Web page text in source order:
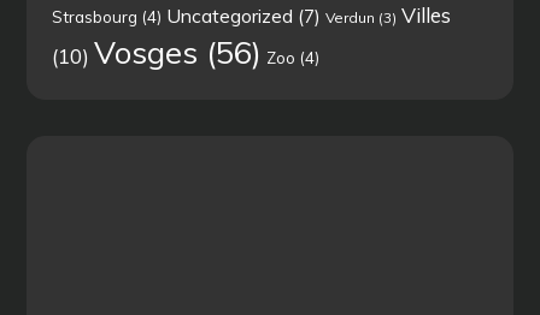
Strasbourg (4) Uncategorized (7) Verdun (3) Villes
(10) Vosges (56) Zoo (4)